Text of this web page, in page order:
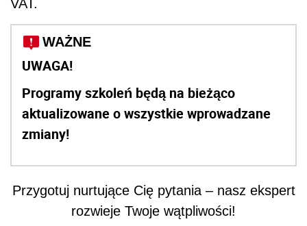
VAT.
WAŻNE
UWAGA!
Programy szkoleń będą na bieżąco
aktualizowane o wszystkie wprowadzane
zmiany!
Przygotuj nurtujące Cię pytania – nasz ekspert
rozwieje Twoje wątpliwości!